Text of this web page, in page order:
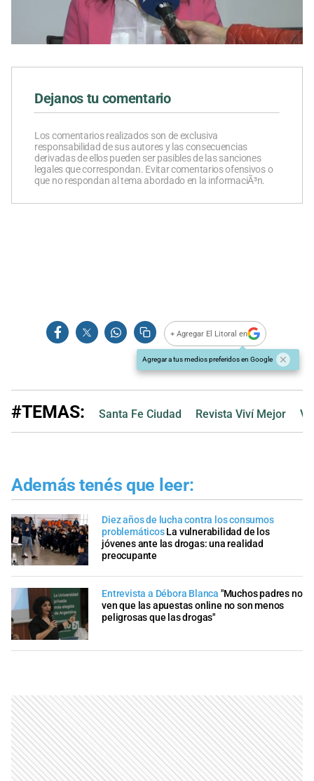
of
secondsDejanos tu comentario
Los comentarios realizados son de exclusiva
responsabilidad de sus autores y las consecuencias
derivadas de ellos pueden ser pasibles de las sanciones
legales que correspondan. Evitar comentarios ofensivos o
que no respondan al tema abordado en la informaciÃ³n.
+ Agregar El Litoral en
Agregar a tus medios preferidos en Google
#TEMAS: Santa Fe Ciudad Revista Viví Mejor
Además tenés que leer:
Diez años de lucha contra los consumos
problemáticos La vulnerabilidad de los
jóvenes ante las drogas: una realidad
preocupante
Entrevista a Débora Blanca "Muchos padres no
ven que las apuestas online no son menos
peligrosas que las drogas"